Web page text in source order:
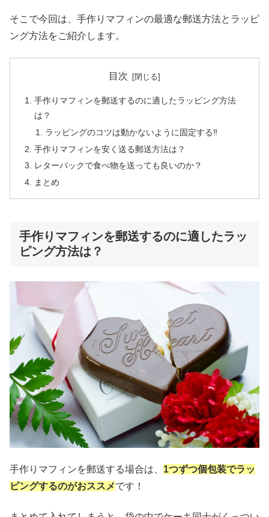
そこで今回は、手作りマフィンの最適な郵送方法とラッピ
ング方法をご紹介します。
目次
手作りマフィンを郵送するのに適したラッピング方法
は？
ラッピングのコツは動かないように固定する‼
手作りマフィンを安く送る郵送方法は？
レターパックで食べ物を送っても良いのか？
まとめ
手作りマフィンを郵送するのに適したラッ
ピング方法は？
手作りマフィンを郵送する場合は、 1つずつ個包装でラッ
ピングするのがおススメです！